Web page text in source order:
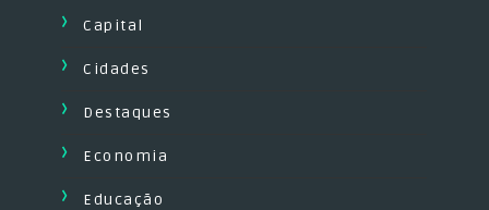
Capital
Cidades
Destaques
Economia
Educação